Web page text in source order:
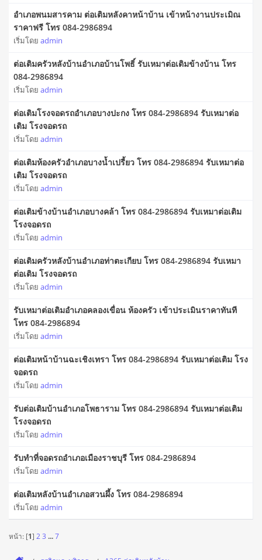
อำเภอพนมสารคาม ต่อเติมหลังคาหน้าบ้าน เข้าหน้างานประเมิณ
ราคาฟรี โทร 084-2986894
เริ่มโดย admin
ต่อเติมครัวหลังบ้านอำเภอบ้านโพธิ์ รับเหมาต่อเติมข้างบ้าน โทร
084-2986894
เริ่มโดย admin
ต่อเติมโรงจอดรถอำเภอบางปะกง โทร 084-2986894 รับเหมาต่อ
เติม โรงจอดรถ
เริ่มโดย admin
ต่อเติมห้องครัวอำเภอบางน้ำเปรี้ยว โทร 084-2986894 รับเหมาต่อ
เติม โรงจอดรถ
เริ่มโดย admin
ต่อเติมข้างบ้านอำเภอบางคล้า โทร 084-2986894 รับเหมาต่อเติม
โรงจอดรถ
เริ่มโดย admin
ต่อเติมครัวหลังบ้านอำเภอท่าตะเกียบ โทร 084-2986894 รับเหมา
ต่อเติม โรงจอดรถ
เริ่มโดย admin
รับเหมาต่อเติมอำเภอคลองเขื่อน ห้องครัว เข้าประเมินราคาทันที
โทร 084-2986894
เริ่มโดย admin
ต่อเติมหน้าบ้านฉะเชิงเทรา โทร 084-2986894 รับเหมาต่อเติม โรง
จอดรถ
เริ่มโดย admin
รับต่อเติมบ้านอำเภอโพธาราม โทร 084-2986894 รับเหมาต่อเติม
โรงจอดรถ
เริ่มโดย admin
รับทำที่จอดรถอำเภอเมืองราชบุรี โทร 084-2986894
เริ่มโดย admin
ต่อเติมหลังบ้านอำเภอสวนผึ้ง โทร 084-2986894
เริ่มโดย admin
หน้า: [1] 23 ...7